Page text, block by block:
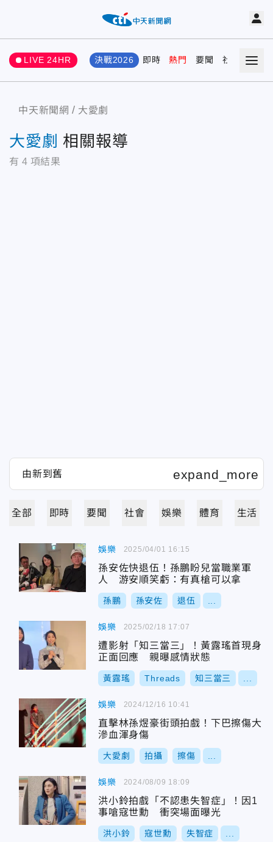
LIVE 24HR 決戰2026 即時 熱門 要聞 社會 娛樂
中天新聞網 大愛劇
大愛劇 相關報導
有 4 項結果
全部 即時 要聞 社會 娛樂 體育 生活
娛樂
孫安佐快退伍！孫鵬盼兒當職業軍
人 游安順笑虧：有真槍可以拿
孫鵬 孫安佐 退伍
2025/04/01 16:15
娛樂
遭影射「知三當三」！黃露瑤首現身
正面回應 親曝感情狀態
黃露瑤 Threads 知三當三
2025/02/18 17:07
娛樂
直擊林孫煜豪街頭拍戲！下巴擦傷大
滲血渾身傷
大愛劇 拍攝 擦傷
2024/12/16 10:41
娛樂
洪小鈴拍戲「不認患失智症」！因1
事嗆寇世勳 衝突場面曝光
洪小鈴 寇世勳 失智症
2024/08/09 18:09